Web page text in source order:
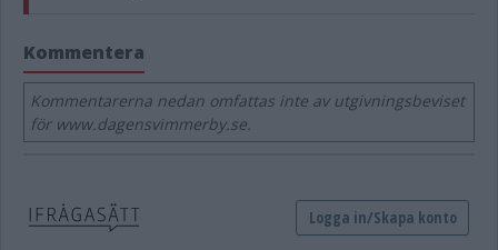
Kommentera
Kommentarerna nedan omfattas inte av utgivningsbeviset
för www.dagensvimmerby.se.